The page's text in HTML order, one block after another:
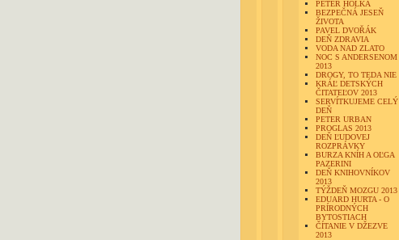
PETER HOLKA
BEZPEČNÁ JESEŇ
ŽIVOTA
PAVEL DVOŘÁK
DEŇ ZDRAVIA
VODA NAD ZLATO
NOC S ANDERSENOM
2013
DROGY, TO TEDA NIE
KRÁĽ DETSKÝCH
ČITATEĽOV 2013
SERVÍTKUJEME CELÝ
DEŇ
PETER URBAN
PROGLAS 2013
DEŇ ĽUDOVEJ
ROZPRÁVKY
BURZA KNÍH A OĽGA
PAZERINI
DEŇ KNIHOVNÍKOV
2013
TÝŽDEŇ MOZGU 2013
EDUARD HURTA - O
PRÍRODNÝCH
BYTOSTIACH
ČÍTANIE V DŽEZVE
2013